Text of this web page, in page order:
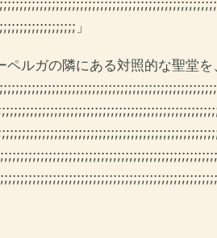
」
ペルガの隣にある対照的な聖堂